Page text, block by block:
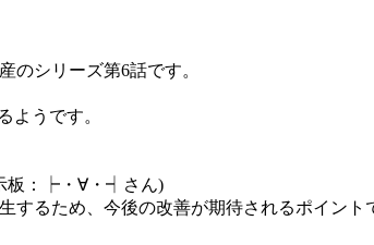
のシリーズ第6話です。
ようです。
板：┝・∀・┥さん)
するため、今後の改善が期待されるポイント